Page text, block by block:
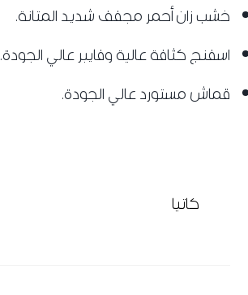
خشب زان أحمر مجفف شديد المتانة.
اسفنج كثافة عالية وفايبر عالي الجودة.
قماش مستورد عالي الجودة.
كاتيا